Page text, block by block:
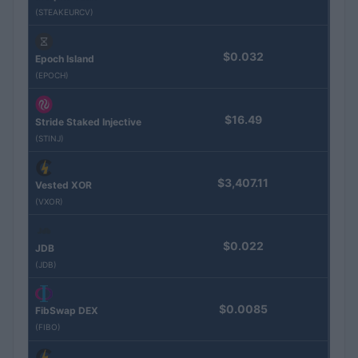
(STEAKEURCV)
Epoch Island
(EPOCH)
$0.032
Stride Staked Injective
(STINJ)
$16.49
Vested XOR
(VXOR)
$3,407.11
JDB
(JDB)
$0.022
FibSwap DEX
(FIBO)
$0.0085